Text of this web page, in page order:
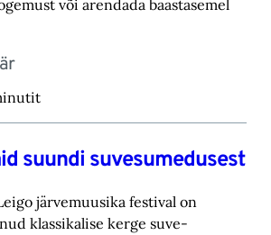
või arendada baastasemel
suundi suvesumedusest
järvemuusika festival on
klassikalise kerge suve-‎